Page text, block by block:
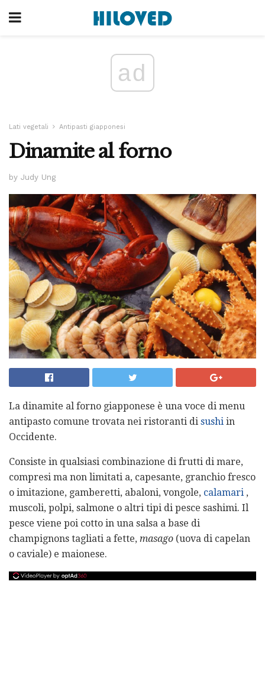
ad
Lati vegetali Antipasti giapponesi
Dinamite al forno
by Judy Ung
La dinamite al forno giapponese è una voce di menu
antipasto comune trovata nei ristoranti di sushi in
Occidente.
Consiste in qualsiasi combinazione di frutti di mare,
compresi ma non limitati a, capesante, granchio fresco
o imitazione, gamberetti, abaloni, vongole, calamari ,
muscoli, polpi, salmone o altri tipi di pesce sashimi. Il
pesce viene poi cotto in una salsa a base di
champignons tagliati a fette, masago (uova di capelan
o caviale) e maionese.